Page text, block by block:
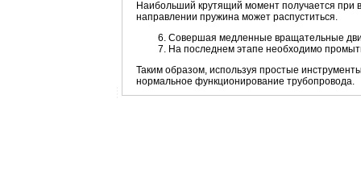
Наибольший крутящий момент получается при
направлении пружина может распуститься.
Совершая медленные вращательные
На последнем этапе необходимо
Таким образом, используя простые
нормальное функционирование трубопровода.